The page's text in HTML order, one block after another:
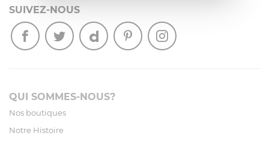
SUIVEZ-NOUS
QUI SOMMES-NOUS?
Nos boutiques
Notre Histoire